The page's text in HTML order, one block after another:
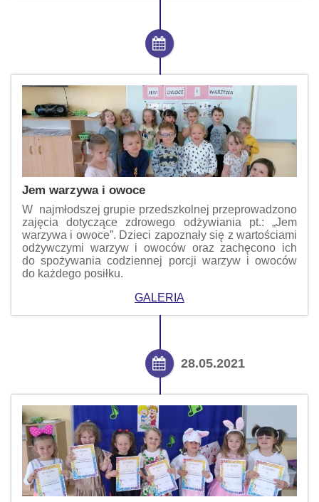
Jem warzywa i owoce
W najmłodszej grupie przedszkolnej przeprowadzono
zajęcia dotyczące zdrowego odżywiania pt.: „Jem
warzywa i owoce”. Dzieci zapoznały się z wartościami
odżywczymi warzyw i owoców oraz zachęcono ich
do spożywania codziennej porcji warzyw i owoców
do każdego posiłku.
GALERIA
28.05.2021